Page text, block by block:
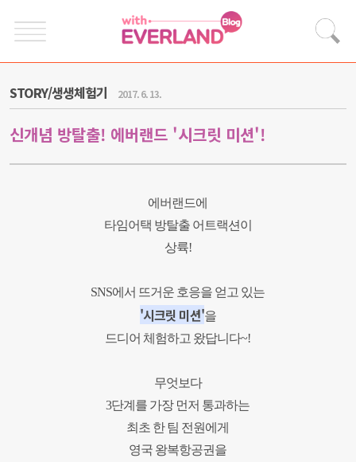
STORY/생생체험기 2017. 6. 13.
신개념 방탈출! 에버랜드 '시크릿 미션'!
에버랜드에
타임어택 방탈출 어트랙션이
상륙!
SNS에서 뜨거운 호응을 얻고 있는
'시크릿 미션'을
드디어 체험하고 왔답니다~!
무엇보다
3단계를 가장 먼저 통과하는
최초 한 팀 전원에게
영국 왕복항공권을